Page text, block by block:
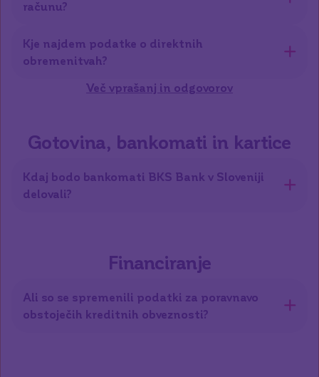
računu?
Kje najdem podatke o direktnih
obremenitvah?
Več vprašanj in odgovorov
Gotovina, bankomati in kartice
Kdaj bodo bankomati BKS Bank v Sloveniji
delovali?
Financiranje
Ali so se spremenili podatki za poravnavo
obstoječih kreditnih obveznosti?